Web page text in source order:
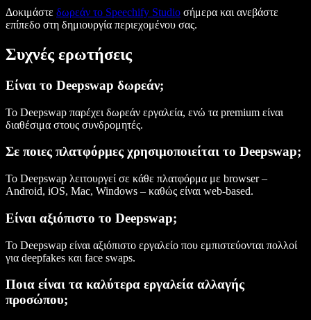
Δοκιμάστε δωρεάν το Speechify Studio σήμερα και ανεβάστε
επίπεδο στη δημιουργία περιεχομένου σας.
Συχνές ερωτήσεις
Είναι το Deepswap δωρεάν;
Το Deepswap παρέχει δωρεάν εργαλεία, ενώ τα premium είναι
διαθέσιμα στους συνδρομητές.
Σε ποιες πλατφόρμες χρησιμοποιείται το Deepswap;
Το Deepswap λειτουργεί σε κάθε πλατφόρμα με browser –
Android, iOS, Mac, Windows – καθώς είναι web-based.
Είναι αξιόπιστο το Deepswap;
Το Deepswap είναι αξιόπιστο εργαλείο που εμπιστεύονται πολλοί
για deepfakes και face swaps.
Ποια είναι τα καλύτερα εργαλεία αλλαγής
προσώπου;